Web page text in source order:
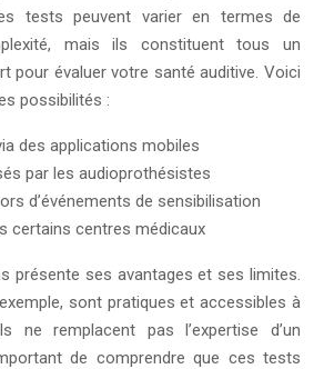
tests peuvent varier en termes de
mais ils constituent tous un
pour évaluer votre santé auditive. Voici
possibilités :
des applications mobiles
par les audioprothésistes
d’événements de sensibilisation
certains centres médicaux
présente ses avantages et ses limites.
sont pratiques et accessibles à
ne remplacent pas l’expertise d’un
de comprendre que ces tests